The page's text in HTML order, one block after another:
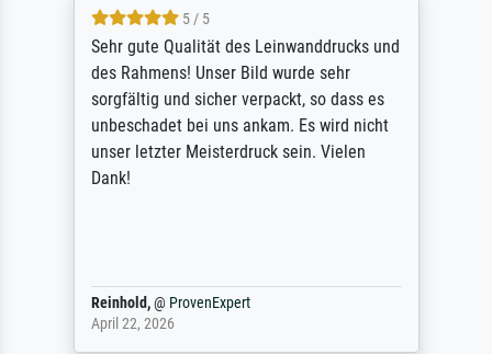
5 / 5
Sehr gute Qualität des Leinwanddrucks und
des Rahmens! Unser Bild wurde sehr
sorgfältig und sicher verpackt, so dass es
unbeschadet bei uns ankam. Es wird nicht
unser letzter Meisterdruck sein. Vielen
Dank!
Reinhold,@ ProvenExpert
April 22, 2026